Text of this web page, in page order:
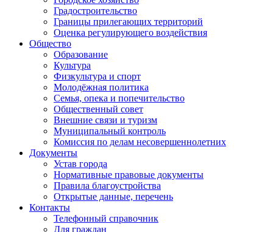
Градостроительство
Границы прилегающих территорий
Оценка регулирующего воздействия
Общество
Образование
Культура
Физкультура и спорт
Молодёжная политика
Семья, опека и попечительство
Общественный совет
Внешние связи и туризм
Муниципальный контроль
Комиссия по делам несовершеннолетних
Документы
Устав города
Нормативные правовые документы
Правила благоустройства
Открытые данные, перечень
Контакты
Телефонный справочник
Для граждан